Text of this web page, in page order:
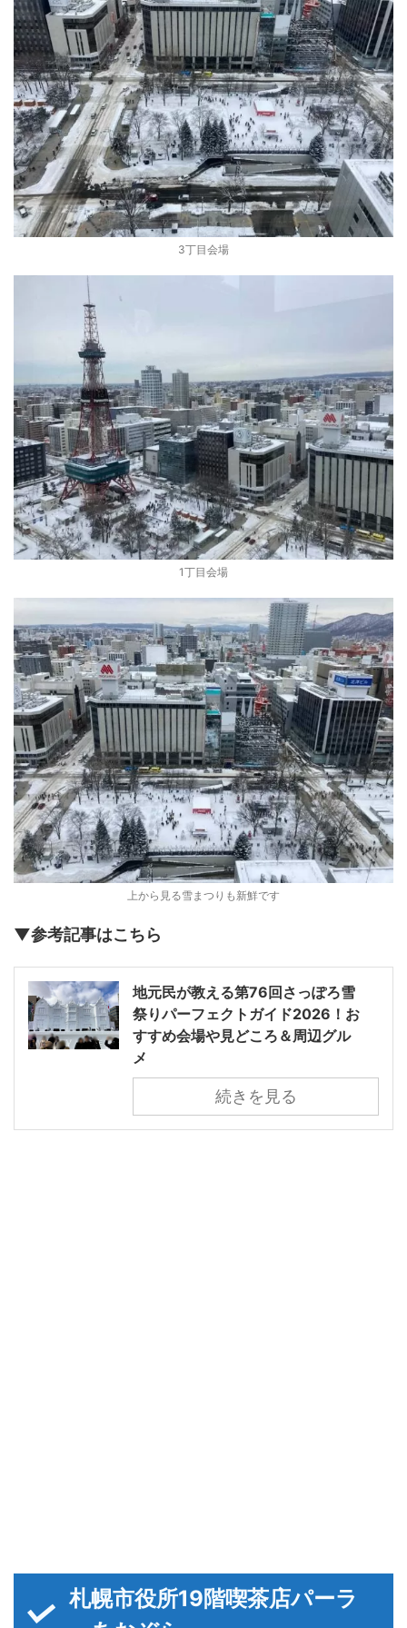
3丁目会場
1丁目会場
上から見る雪まつりも新鮮です
▼参考記事はこちら
地元民が教える第76回さっぽろ雪
祭りパーフェクトガイド2026！お
すすめ会場や見どころ＆周辺グル
メ
続きを見る
札幌市役所19階喫茶店パーラ